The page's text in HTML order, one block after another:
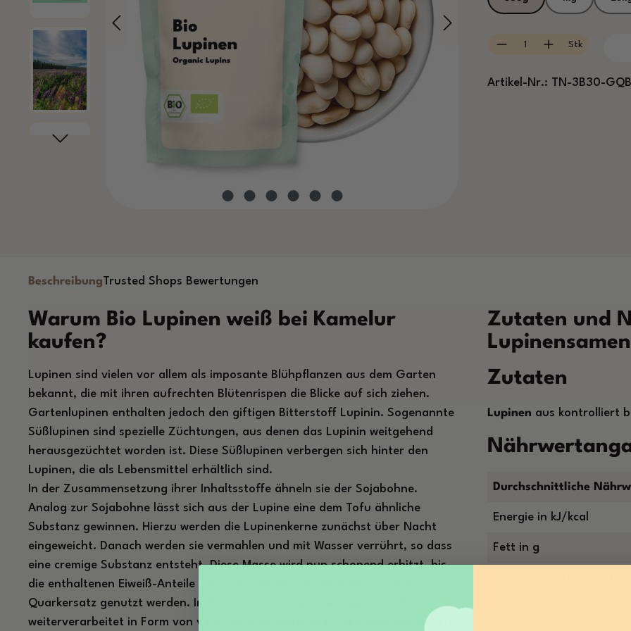
Produkt Anzahl:
Stk
Artikel-Nr.: TN-3B30-
BeschreibungTrusted Shops Bewertungen
Warum Bio Lupinen weiß bei Kamelur
kaufen?
Lupinen sind vielen vor allem als imposante Blühpflanzen aus dem Garten
bekannt, die mit ihren aufrechten Blütenrispen die Blicke auf sich ziehen.
Gartenlupinen enthalten jedoch den giftigen Bitterstoff Lupinin. Sogenannte
Süßlupinen sind spezielle Züchtungen, aus denen das Lupinin weitgehend
herausgezüchtet worden ist. Diese Süßlupinen verbergen sich hinter den
Lupinen, die als Lebensmittel erhältlich sind.
In der Zusammensetzung ihrer Inhaltsstoffe ähneln sie der Sojabohne.
Analog zur Sojabohne lässt sich aus der Lupine eine dem Tofu ähnliche
Substanz gewinnen. Hierzu werden die Lupinenkerne zunächst über Nacht
eingeweicht. Danach werden sie vermahlen und mit Wasser verrührt, so dass
eine cremige Substanz entsteht. Diese Masse wird nun schonend erhitzt, bis
die enthaltenen Eiweiß-Anteile gerinnen. Die entstandene Masse kann als
Quarkersatz genutzt werden. Im Presskasten zu Quadern gepresst kommt sie
weiterverarbeitet in Form von veganen Brotaufstrichen, veganen Würstchen
Zutaten und
Lupinensamen
Zutaten
Lupinen aus kontrolliert
Durchschnittliche
Energie in kJ/kcal
Fett in g